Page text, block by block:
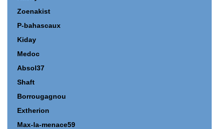
Zoenakist
P-bahascaux
Kiday
Medoc
Absol37
Shaft
Borrougagnou
Extherion
Max-la-menace59